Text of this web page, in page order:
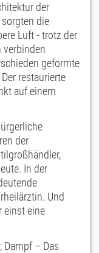
der
die
Luft - trotz der
verbinden
geformte
restaurierte
auf einem
der
In der
Und
einst eine
Dampf – Das